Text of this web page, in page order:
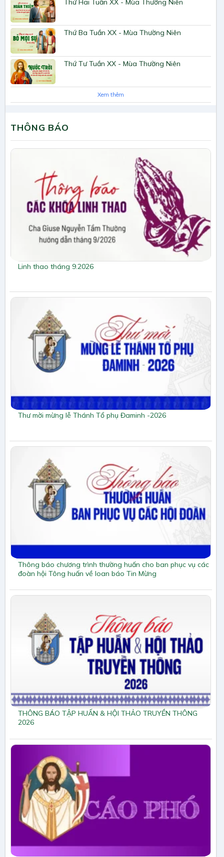
Thứ Hai Tuần XX - Mùa Thường Niên
Thứ Ba Tuần XX - Mùa Thường Niên
Thứ Tư Tuần XX - Mùa Thường Niên
Xem thêm
THÔNG BÁO
Linh thao tháng 9.2026
Thư mời mừng lễ Thánh Tổ phụ Đaminh -2026
Thông báo chương trình thường huấn cho ban phục vụ các
đoàn hội Tông huấn về loan báo Tin Mừng
THÔNG BÁO TẬP HUẤN & HỘI THẢO TRUYỀN THÔNG
2026